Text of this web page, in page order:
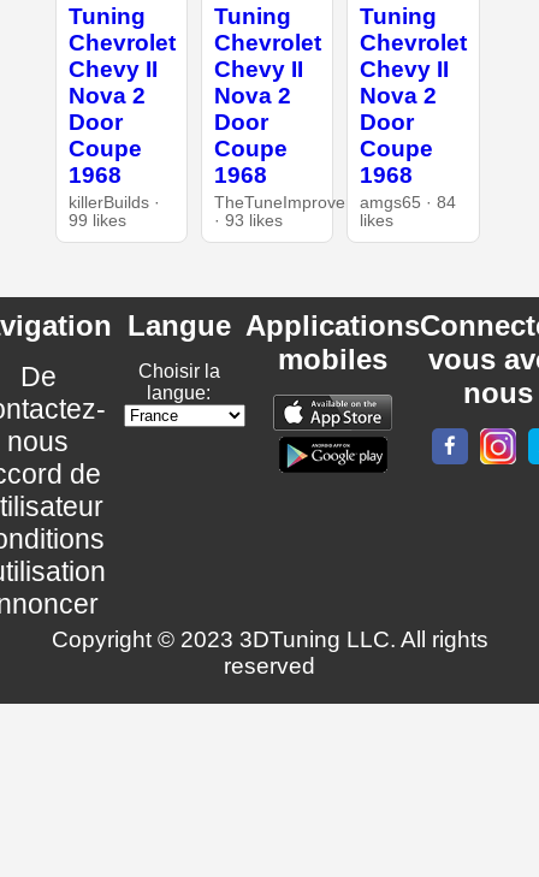
Tuning
Chevrolet
Chevy II
Nova 2
Door
Coupe
1968
killerBuilds ·
99 likes
Tuning
Chevrolet
Chevy II
Nova 2
Door
Coupe
1968
TheTuneImprover
· 93 likes
Tuning
Chevrolet
Chevy II
Nova 2
Door
Coupe
1968
amgs65 · 84
likes
De
nous
de
Langue
Choisir la
langue:
Applications
mobiles
vous
nous
Copyright © 2023 3DTuning LLC. All rights
reserved